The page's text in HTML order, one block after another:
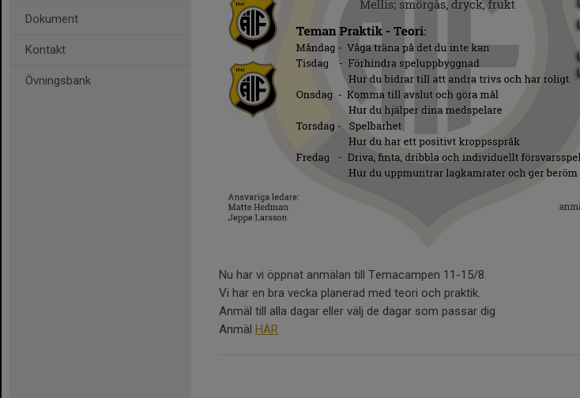
Dokument
Kontakt
Övningsbank
Nu har vi öppnat anmälan till Temacampen 11-15/8.
Vi har en bra vecka planerad med teori och praktik.
Anmäl till alla dagar eller välj de dagar som passar dig
Anmäl HÄR